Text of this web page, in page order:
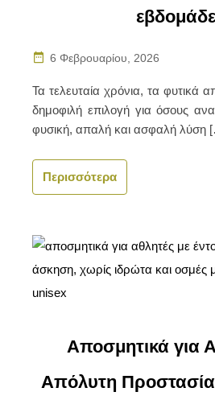
6 Φεβρουαρίου, 2026
Τα τελευταία χρόνια, τα φυτικά
δημοφιλή επιλογή για όσους
φυσική, απαλή και ασφαλή λύση
Περισσότερα
Αποσμητικά για
Απόλυτη Προστασία